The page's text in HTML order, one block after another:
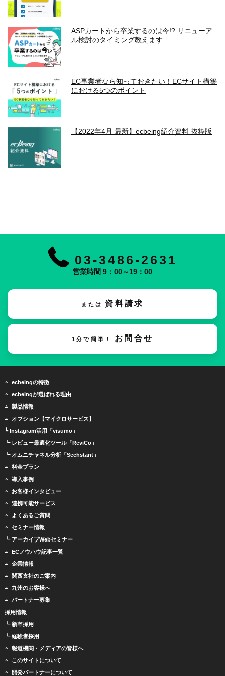
ASPカートから卒業するのは今!? リニューア
ル検討のタイミング教えます
EC事業者なら知っておきたい！ECサイト構築
における5つのポイント
【2022年4月 最新】ecbeing紹介資料 抜粋版
03-3486-2631
営業時間 9：00～19：00
または 資料請求
1分で簡単！ お問合せ
ecbeingの特徴
ecbeingが選ばれる理由
製品情報
オプション【マイクロサービス】
┗ Instagram活用「visumo」
┗ レビュー最適化ツール「ReviCo」
┗ オムニチャネル分析「Sechstant」
料金プラン
導入事例
お客様インタビュー
連携可能サービス
よくあるご質問
セミナー情報
┗ アーカイブWebセミナー
ECノウハウ記事一覧
企業情報
関西支社のご案内
九州のお客様へ
パートナー募集
採用情報
┗ 新卒採用
┗ 経験者採用
報道機関・メディアの皆様へ
このサイトについて
開発パートナーについて